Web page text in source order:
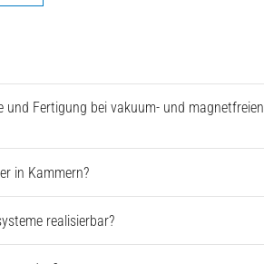
Fertigung bei vakuum- und magnetfreien
in Kammern?
realisierbar?